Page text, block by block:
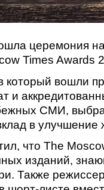
церемония
Times Awards
который вошли
и
СМИ,
в улучшение
что The
изданий,
Также